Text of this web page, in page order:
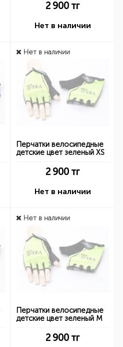
2 900 тг
Нет в наличии
Нет в наличии
Перчатки велосипедные
детские цвет зеленый XS
2 900 тг
Нет в наличии
Нет в наличии
Перчатки велосипедные
детские цвет зеленый M
2 900 тг